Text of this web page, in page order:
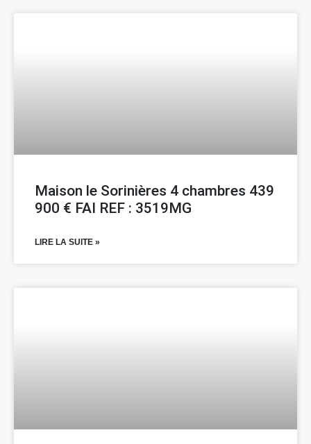
Maison le Sorinières 4 chambres 439
900 € FAI REF : 3519MG
LIRE LA SUITE »